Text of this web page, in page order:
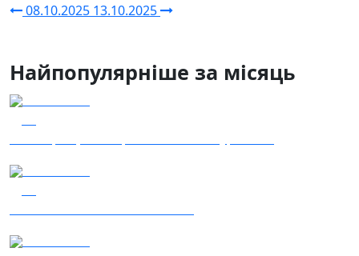
08.10.2025 13.10.2025
Найпопулярніше за місяць